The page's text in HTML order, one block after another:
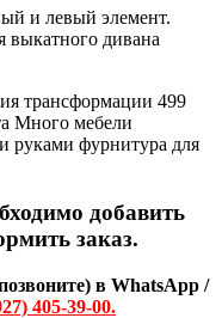
и левый элемент.
выкатного дивана
добавить
заказ.
в WhatsApp /
405-39-00.